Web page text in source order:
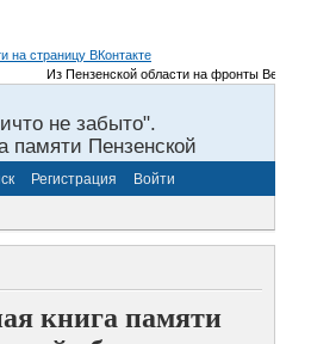
Из Пензенской области на фронты Великой
не забыто".
памяти Пензенской
Регистрация Войти
книга памяти